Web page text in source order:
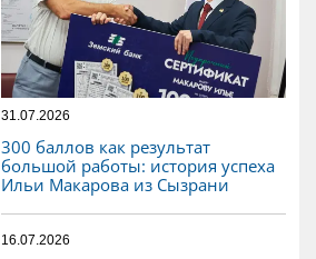
31.07.2026
300 баллов как результат
большой работы: история успеха
Ильи Макарова из Сызрани
16.07.2026